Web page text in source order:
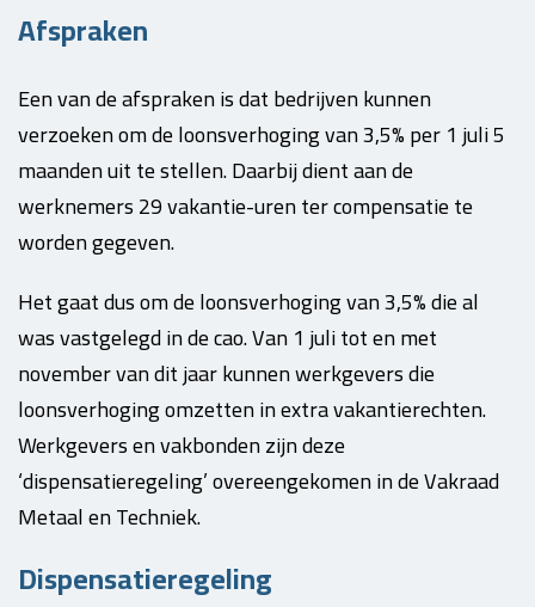
Afspraken
Een van de afspraken is dat bedrijven kunnen
verzoeken om de loonsverhoging van 3,5% per 1 juli 5
maanden uit te stellen. Daarbij dient aan de
werknemers 29 vakantie-uren ter compensatie te
worden gegeven.
Het gaat dus om de loonsverhoging van 3,5% die al
was vastgelegd in de cao. Van 1 juli tot en met
november van dit jaar kunnen werkgevers die
loonsverhoging omzetten in extra vakantierechten.
Werkgevers en vakbonden zijn deze
‘dispensatieregeling’ overeengekomen in de Vakraad
Metaal en Techniek.
Dispensatieregeling